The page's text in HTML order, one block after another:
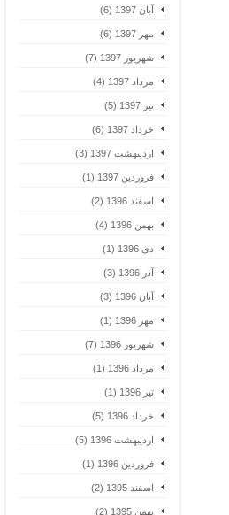
آبان 1397 (6)
مهر 1397 (6)
شهریور 1397 (7)
مرداد 1397 (4)
تیر 1397 (5)
خرداد 1397 (6)
اردیبهشت 1397 (3)
فروردین 1397 (1)
اسفند 1396 (2)
بهمن 1396 (4)
دی 1396 (1)
آذر 1396 (3)
آبان 1396 (3)
مهر 1396 (1)
شهریور 1396 (7)
مرداد 1396 (1)
تیر 1396 (1)
خرداد 1396 (5)
اردیبهشت 1396 (5)
فروردین 1396 (1)
اسفند 1395 (2)
بهمن 1395 (2)